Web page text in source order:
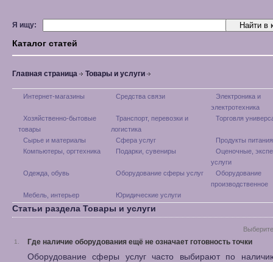
Я ищу:
Каталог статей
Главная страница Товары и услуги
Интернет-магазины Средства связи
Электроника и
электротехника
Хозяйственно-бытовые
товары
Транспорт, перевозки и
логистика
Торговля
Сырье и материалы Сфера услуг
Продукты
Компьютеры, оргтехника
Подарки, сувениры
Оценочные,
услуги
Одежда, обувь
Оборудование сферы услуг
Оборудование
производственное
Мебель, интерьер
Юридические услуги
Статьи раздела Товары и услуги
1. Где наличие оборудования ещё не означает готовность точки
Оборудование сферы услуг часто выбирают по